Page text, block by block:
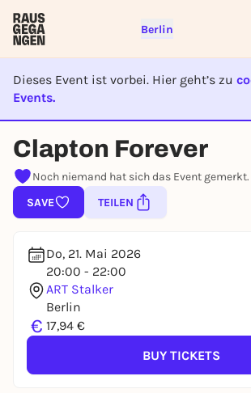
Berlin
Dieses Event ist vorbei. Hier geht’s zu
Events.
EVENT IST
Clapton Forever
Noch niemand hat sich das Event gemerkt.
SAVE
TEILEN
Do, 21. Mai 2026
20:00 - 22:00
ART Stalker
Berlin
€ 17,94 €
BUY TICKETS
Sign up for free and get
right away
To like events, follow pages, or
lotteries, you need a free
You already have an account?